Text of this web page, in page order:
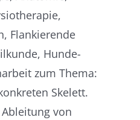
Flankierende
Hunde­­
zum Thema:
Skelett.
von